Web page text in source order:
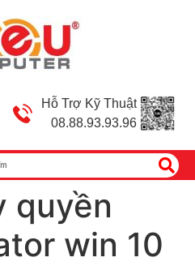
Hỗ Trợ Kỹ Thuật
08.88.93.93.96
quyền
win 10